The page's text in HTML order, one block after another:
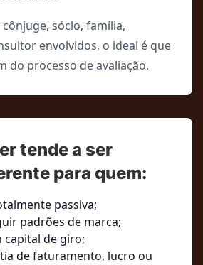
sócio, família,
envolvidos, o ideal é que
do processo de avaliação.
tende a ser
para quem:
passiva;
padrões de marca;
capital de giro;
de faturamento, lucro ou